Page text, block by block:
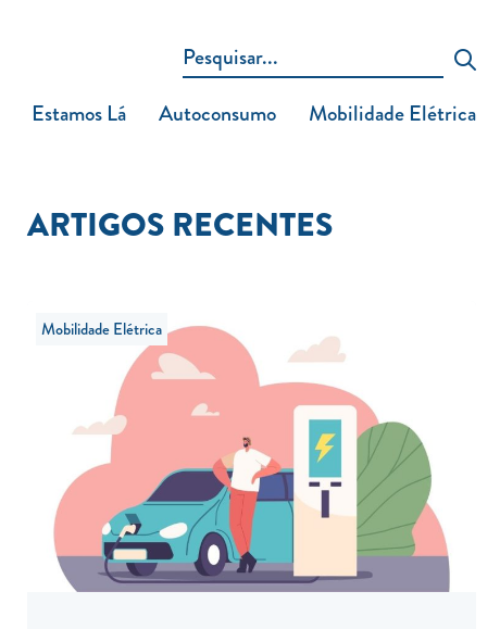
Estamos Lá Autoconsumo Mobilidade Elétrica
ARTIGOS RECENTES
Mobilidade Elétrica